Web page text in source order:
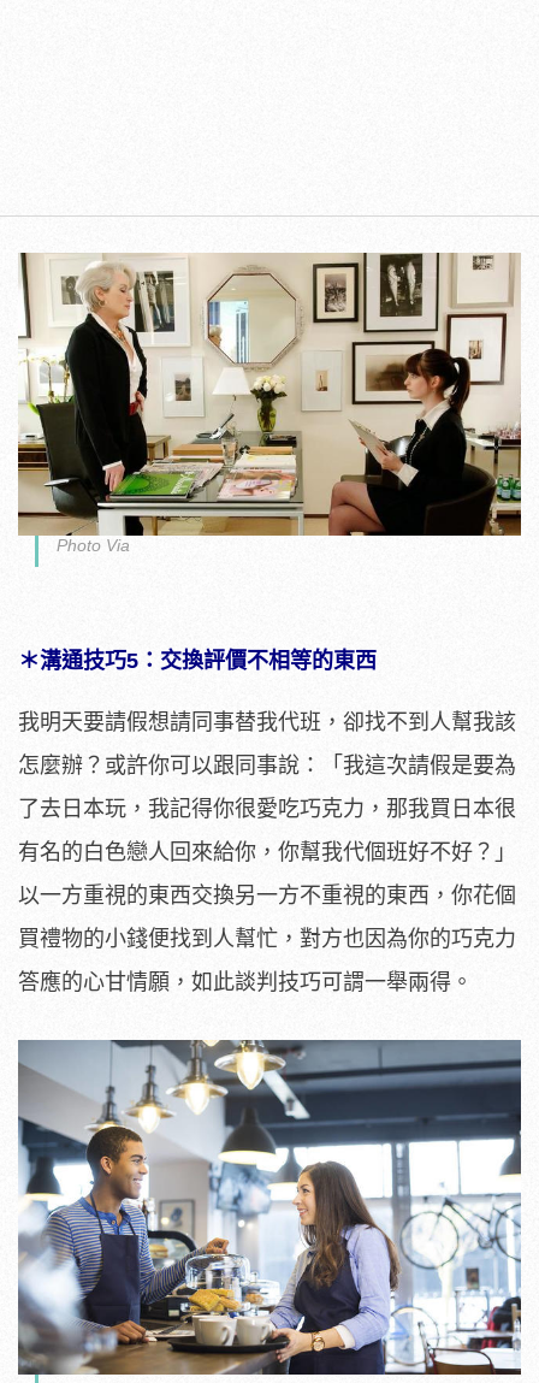
Photo Via
＊溝通技巧5：交換評價不相等的東西
我明天要請假想請同事替我代班，卻找不到人幫我該
怎麼辦？或許你可以跟同事說：「我這次請假是要為
了去日本玩，我記得你很愛吃巧克力，那我買日本很
有名的白色戀人回來給你，你幫我代個班好不好？」
以一方重視的東西交換另一方不重視的東西，你花個
買禮物的小錢便找到人幫忙，對方也因為你的巧克力
答應的心甘情願，如此談判技巧可謂一舉兩得。